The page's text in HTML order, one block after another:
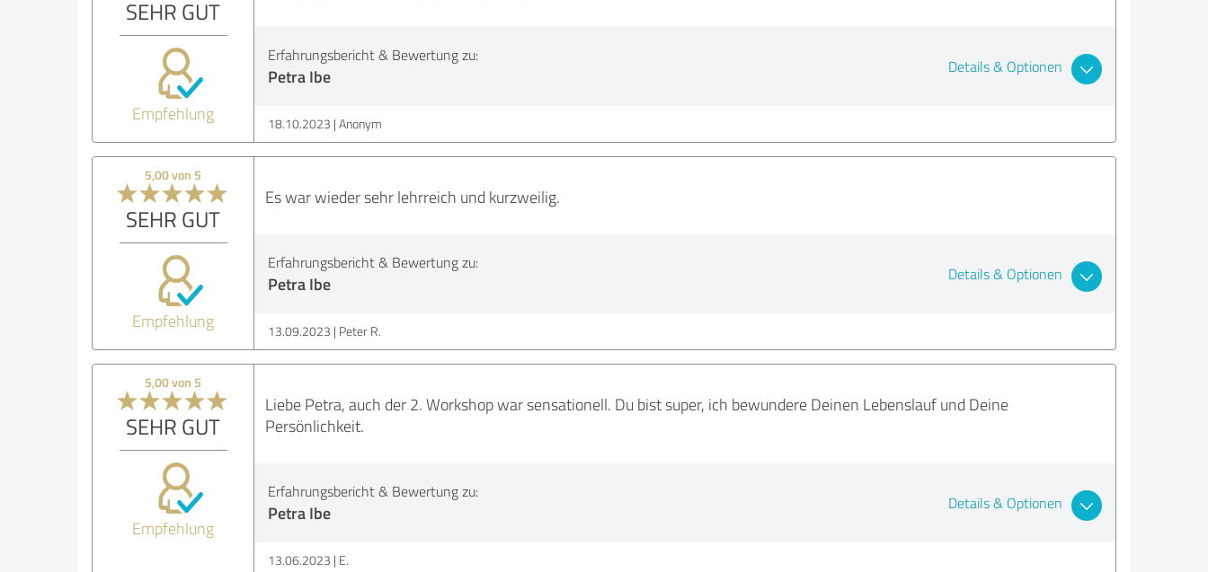
SEHR GUT
Empfehlung
Erfahrungsbericht & Bewertung zu:
Petra Ibe Details & Optionen
18.10.2023 Anonym
5,00 von 5
SEHR GUT
Empfehlung
Es war wieder sehr lehrreich und kurzweilig.
Erfahrungsbericht & Bewertung zu:
Petra Ibe Details & Optionen
13.09.2023 Peter R.
5,00 von 5
SEHR GUT
Empfehlung
Liebe Petra, auch der 2. Workshop war sensationell. Du bist super, ich bewundere Deinen Lebenslauf und Deine
Persönlichkeit.
Erfahrungsbericht & Bewertung zu:
Petra Ibe Details & Optionen
13.06.2023 E.